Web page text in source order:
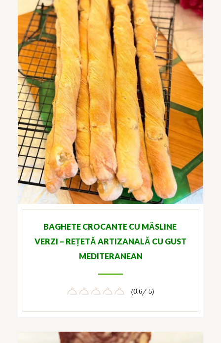
BAGHETE CROCANTE CU MĂSLINE
VERZI – REȚETĂ ARTIZANALĂ CU GUST
MEDITERANEAN
(0.6/ 5)